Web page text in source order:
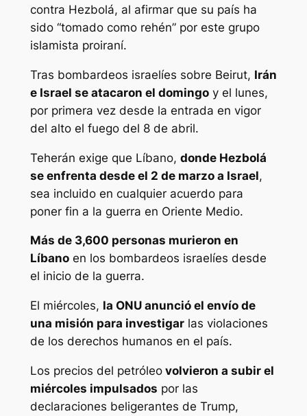
contra Hezbolá, al afirmar que su país ha
sido “tomado como rehén” por este grupo
islamista proiraní.
Tras bombardeos israelíes sobre Beirut, Irán
e Israel se atacaron el domingoy el lunes,
por primera vez desde la entrada en vigor
del alto el fuego del 8 de abril.
Teherán exige que Líbano, donde Hezbolá
se enfrenta desde el 2 de marzo a Israel,
sea incluido en cualquier acuerdo para
poner fin a la guerra en Oriente Medio.
Más de 3,600 personas murieron en
Líbanoen los bombardeos israelíes desde
el inicio de la guerra.
El miércoles, la ONU anunció el envío de
una misión para investigarlas violaciones
de los derechos humanos en el país.
Los precios del petróleovolvieron a subir el
miércoles impulsados por las
declaraciones beligerantes de Trump,